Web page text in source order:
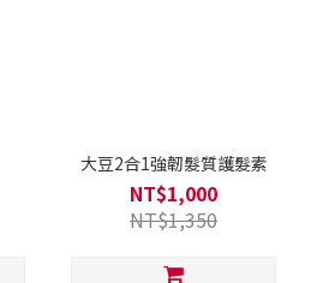
大豆2合1強韌髮質護髮素
NT$1,000
NT$1,350